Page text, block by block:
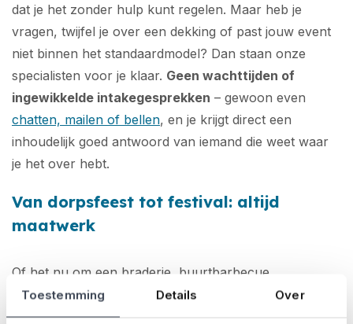
Toestemming Details Over
dat je het zonder hulp kunt regelen. Maar heb je
vragen, twijfel je over een dekking of past jouw event
niet binnen het standaardmodel? Dan staan onze
specialisten voor je klaar. Geen wachttijden of
ingewikkelde intakegesprekken – gewoon even
chatten, mailen of bellen, en je krijgt direct een
inhoudelijk goed antwoord van iemand die weet waar
je het over hebt.
Van dorpsfeest tot festival: altijd
maatwerk
Of het nu om een braderie, buurtbarbecue,
sportevenement
of meerdaags
gaat: je kiest
altijd zelf wat je wel en niet verzekert.